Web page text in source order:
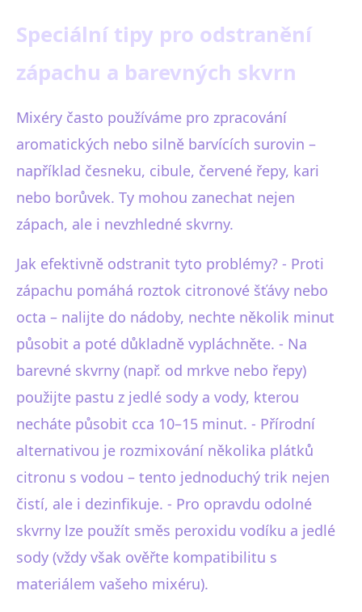
Speciální tipy pro odstranění
zápachu a barevných skvrn
Mixéry často používáme pro zpracování
aromatických nebo silně barvících surovin –
například česneku, cibule, červené řepy, kari
nebo borůvek. Ty mohou zanechat nejen
zápach, ale i nevzhledné skvrny.
Jak efektivně odstranit tyto problémy? - Proti
zápachu pomáhá roztok citronové šťávy nebo
octa – nalijte do nádoby, nechte několik minut
působit a poté důkladně vypláchněte. - Na
barevné skvrny (např. od mrkve nebo řepy)
použijte pastu z jedlé sody a vody, kterou
necháte působit cca 10–15 minut. - Přírodní
alternativou je rozmixování několika plátků
citronu s vodou – tento jednoduchý trik nejen
čistí, ale i dezinfikuje. - Pro opravdu odolné
skvrny lze použít směs peroxidu vodíku a jedlé
sody (vždy však ověřte kompatibilitu s
materiálem vašeho mixéru).